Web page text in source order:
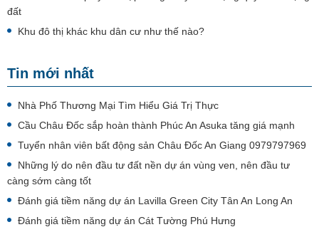
đất
Khu đô thị khác khu dân cư như thế nào?
Tin mới nhất
Nhà Phố Thương Mại Tìm Hiểu Giá Trị Thực
Cầu Châu Đốc sắp hoàn thành Phúc An Asuka tăng giá mạnh
Tuyển nhân viên bất động sản Châu Đốc An Giang 0979797969
Những lý do nên đầu tư đất nền dự án vùng ven, nên đầu tư
càng sớm càng tốt
Đánh giá tiềm năng dự án Lavilla Green City Tân An Long An
Đánh giá tiềm năng dự án Cát Tường Phú Hưng